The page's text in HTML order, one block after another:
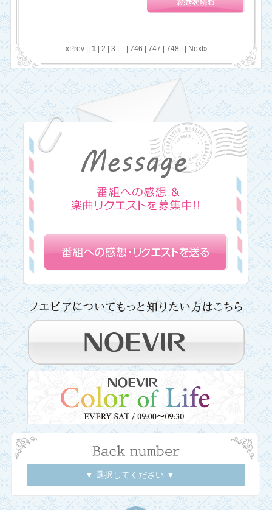
«Prev || 1| 2 3 | ...| 746 747 748 Next»